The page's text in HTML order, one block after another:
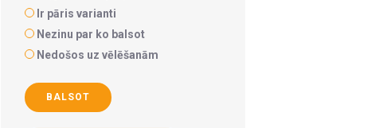
Ir pāris varianti
Nezinu par ko balsot
Nedošos uz vēlēšanām
BALSOT